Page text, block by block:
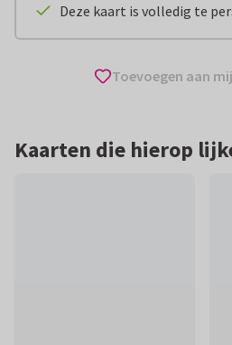
Deze kaart is volledig te
Toevoegen aan
Kaarten die hierop